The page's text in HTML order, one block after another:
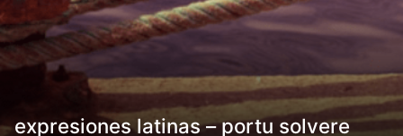
expresiones latinas – portu solvere